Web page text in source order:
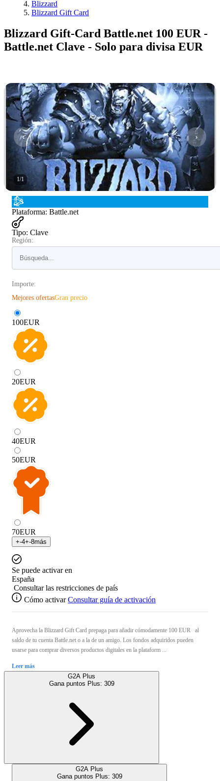
Blizzard
Blizzard Gift Card
Blizzard Gift-Card Battle.net 100 EUR -
Battle.net Clave - Solo para divisa EUR
1/1
Plataforma: Battle.net
Tipo: Clave
Región:
Importe:
Mejores ofertasGran precio
100EUR
20EUR
40EUR
50EUR
70EUR
+-4+-8más
Se puede activar en
España
Consultar las restricciones de país
Cómo activar Consultar guía de activación
Aprovecha la Blizzard Gift Card prepaga para añadir cómodamente 100 EUR al
saldo de tu cuenta Battle.net o a la de un amigo. Los fondos adquiridos pueden
usarse para comprar diversos productos digitales en la plataform ...
Leer más
G2A Plus
Gana puntos Plus: 309
G2A Plus
Gana puntos Plus: 309